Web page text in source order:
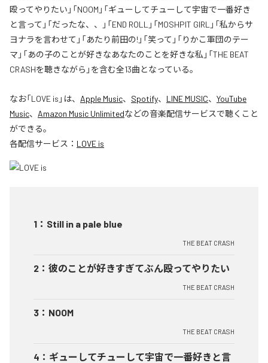
殴ってやりたい」「NOOM」「ギューしてチューして宇宙で一番好き
と言って」「だったな、、」「END ROLL」「MOSHPIT GIRL」「私からサ
ヨナラを言わせて」「あたり前田の!」「笑って」「りかこ軍団のテー
マ」「あの子のことが好きなあなたのことを好きな私」「THE BEAT
CRASHを聴きながら」を含む全13曲となっている。
なお「LOVE is 」は、 Apple Music、 Spotify、 LINE MUSIC、 YouTube
Music、 Amazon Music Unlimitedなどの音楽配信サービスで聴くこと
ができる。
各配信サービス： LOVE is
1 ： Still in a pale blue
THE BEAT CRASH
2 ： 彼のことが好きすぎてぶん殴ってやりたい
THE BEAT CRASH
3 ： NOOM
THE BEAT CRASH
4 ： ギューしてチューして宇宙で一番好きと言